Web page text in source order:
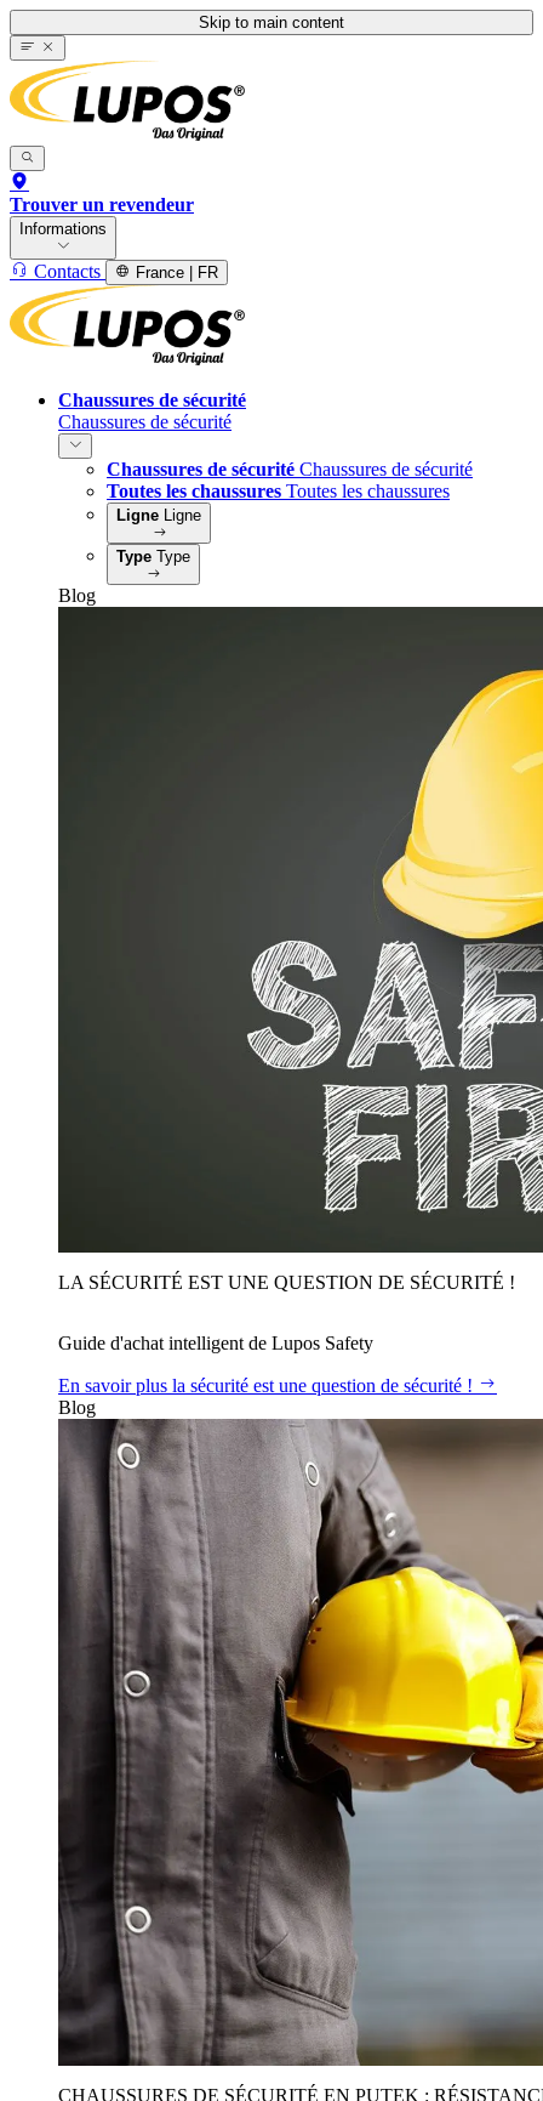
Skip to main content
Trouver un revendeur
Informations
Contacts France | FR
Chaussures de sécurité
Chaussures de sécurité
Chaussures de sécurité Chaussures de sécurité
Toutes les chaussures Toutes les chaussures
Ligne Ligne
Type Type
Blog
LA SÉCURITÉ EST UNE QUESTION DE SÉCURITÉ !
Guide d'achat intelligent de Lupos Safety
En savoir plus la sécurité est une question de sécurité !
Blog
CHAUSSURES DE SÉCURITÉ EN PUTEK :